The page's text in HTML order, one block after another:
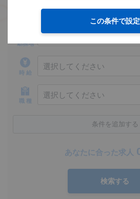
関東
勤務地
選択してください
時 給
選択してください
職 種
選択してください
条件を追加する
あなたに合った求人
検索する
この条件で設定